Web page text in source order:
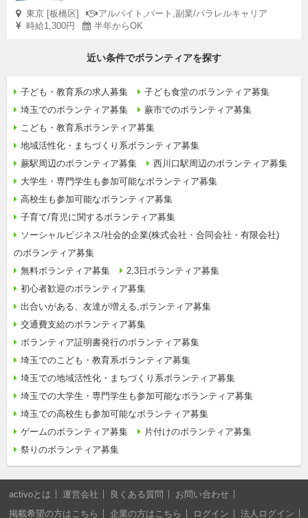
東京 [板橋区]
アルバイト,パート,副業/パラレルキャリア
時給1,300円
半年からOK
近い条件でボランティアを探す
子ども・教育系の求人募集
子ども食堂のボランティア募集
埼玉でのボランティア募集
蕨市でのボランティア募集
こども・教育系ボランティア募集
地域活性化・まちづくり系ボランティア募集
蕨駅周辺のボランティア募集
西川口駅周辺のボランティア募集
大学生・専門学生も参加可能なボランティア募集
高校生も参加可能なボランティア募集
子育て/育児に関するボランティア募集
ソーシャルビジネス/社会的企業(株式会社・合同会社・有限会社)
のボランティア募集
無料ボランティア募集
2,3日ボランティア募集
初心者歓迎のボランティア募集
出合いがある、友達が増える,ボランティア募集
交通費支給のボランティア募集
ボランティア証明書発行のボランティア募集
埼玉でのこども・教育系ボランティア募集
埼玉での地域活性化・まちづくり系ボランティア募集
埼玉での大学生・専門学生も参加可能なボランティア募集
埼玉での高校生も参加可能なボランティア募集
ゲームのボランティア募集
片付けのボランティア募集
祭りのボランティア募集
activoとは 運営会社 良くある質問
お問い合わせ
掲載希望の方はこちら
企業の方はこちら ログイン 法人ログイン